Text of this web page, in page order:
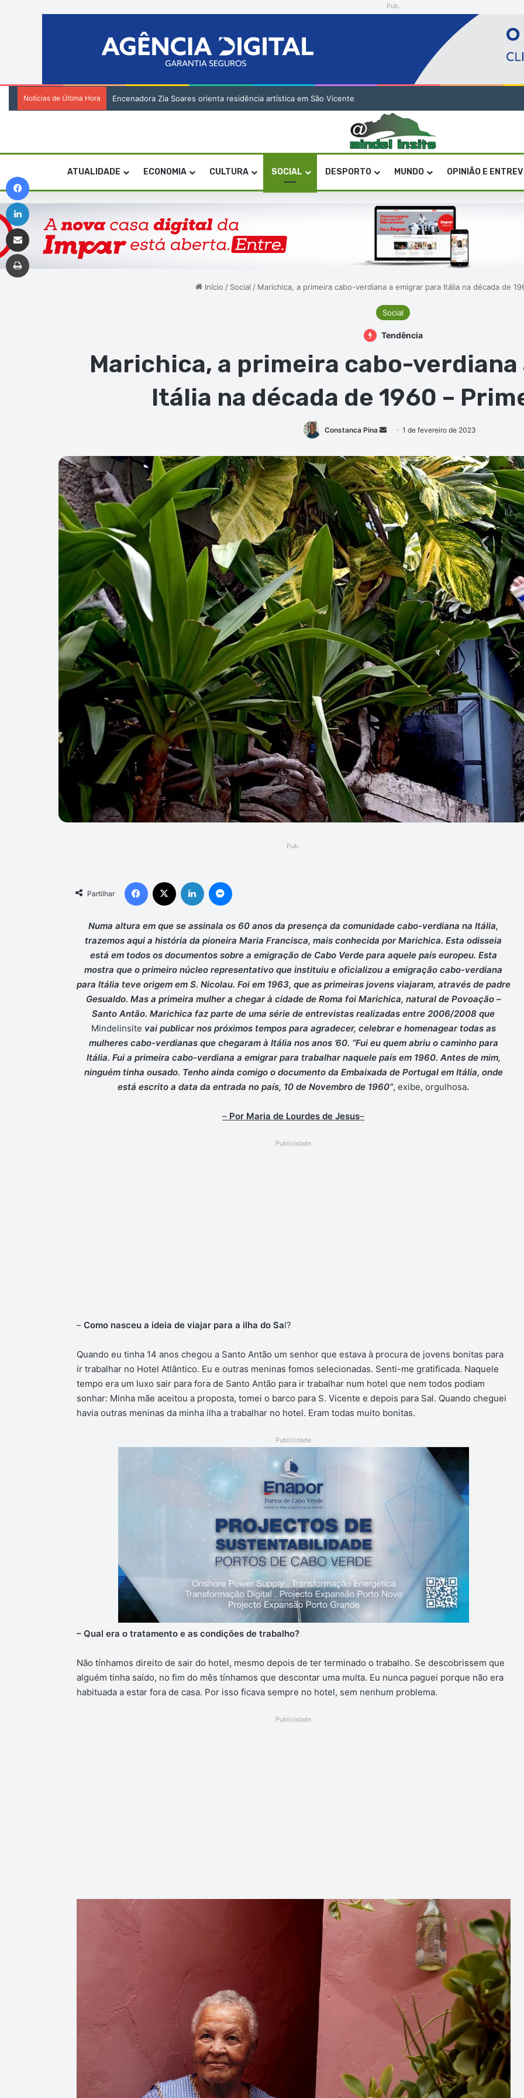
Pub.
Notícias de Última Hora Encenadora Zia Soares orienta residência artística em São Vicente
ATUALIDADE ECONOMIA CULTURA SOCIAL DESPORTO MUNDO OPINIÃO E
Início / Social / Marichica, a primeira cabo-verdiana a emigrar para Itália na década de
Social
Tendência
Marichica, a primeira cabo-
Itália na década de 1960 –
Constanca Pina
Mande
e-
mail
1 de fevereiro de 2023
Pub.
Partilhar
Facebook Linkedin
Numa altura em que se assinala os 60 anos da presença da comunidade cabo-verdiana na Itália,
trazemos aqui a história da pioneira Maria Francisca, mais conhecida por Marichica. Esta odisseia
está em todos os documentos sobre a emigração de Cabo Verde para aquele país europeu. Esta
mostra que o primeiro núcleo representativo que instituiu e oficializou a emigração cabo-verdiana
para Itália teve origem em S. Nicolau. Foi em 1963, que as primeiras jovens viajaram, através de padre
Gesualdo. Mas a primeira mulher a chegar à cidade de Roma foi Marichica, natural de Povoação –
Santo Antão. Marichica faz parte de uma série de entrevistas realizadas entre 2006/2008 que
Mindelinsite vai publicar nos próximos tempos para agradecer, celebrar e homenagear todas as
mulheres cabo-verdianas que chegaram à Itália nos anos ’60. “Fui eu quem abriu o caminho para
Itália. Fui a primeira cabo-verdiana a emigrar para trabalhar naquele país em 1960. Antes de mim,
ninguém tinha ousado. Tenho ainda comigo o documento da Embaixada de Portugal em Itália, onde
está escrito a data da entrada no país, 10 de Novembro de 1960”, exibe, orgulhosa.
– Por Maria de Lourdes de Jesus–
Publicidade
– Como nasceu a ideia de viajar para a ilha do Sal?
Quando eu tinha 14 anos chegou a Santo Antão um senhor que estava à procura de jovens bonitas para
ir trabalhar no Hotel Atlântico. Eu e outras meninas fomos selecionadas. Senti-me gratificada. Naquele
tempo era um luxo sair para fora de Santo Antão para ir trabalhar num hotel que nem todos podiam
sonhar: Minha mãe aceitou a proposta, tomei o barco para S. Vicente e depois para Sal. Quando cheguei
havia outras meninas da minha ilha a trabalhar no hotel. Eram todas muito bonitas.
Publicidade
– Qual era o tratamento e as condições de trabalho?
Não tínhamos direito de sair do hotel, mesmo depois de ter terminado o trabalho. Se descobrissem que
alguém tinha saído, no fim do mês tínhamos que descontar uma multa. Eu nunca paguei porque não era
habituada a estar fora de casa. Por isso ficava sempre no hotel, sem nenhum problema.
Publicidade
Linkedin
Imprimir